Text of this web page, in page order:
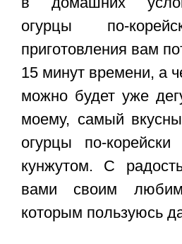
огурцы по-
приготовления вам
15 минут времени, а
можно будет уже
моему, самый
огурцы по-
кунжутом. С
вами своим
которым пользуюсь